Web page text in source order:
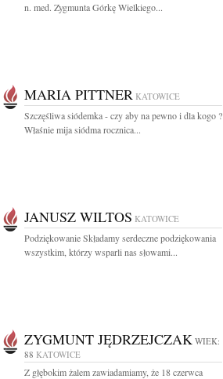
n. med. Zygmunta Górkę Wielkiego...
MARIA PITTNER KATOWICE
Szczęśliwa siódemka - czy aby na pewno i dla kogo ?
Właśnie mija siódma rocznica...
JANUSZ WILTOS KATOWICE
Podziękowanie Składamy serdeczne podziękowania
wszystkim, którzy wsparli nas słowami...
ZYGMUNT JĘDRZEJCZAK WIEK:
88 KATOWICE
Z głębokim żalem zawiadamiamy, że 18 czerwca